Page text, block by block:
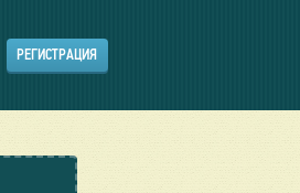
РЕГИСТРАЦИЯ